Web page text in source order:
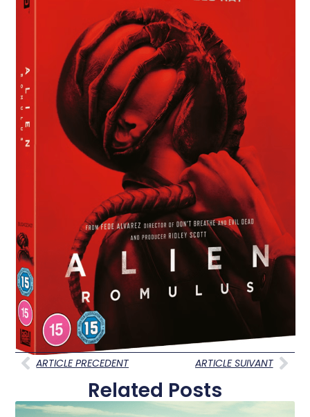
ARTICLE PRECEDENT ARTICLE SUIVANT
Related Posts